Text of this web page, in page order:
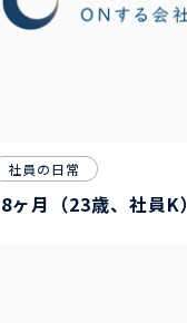
社員の日常
月（23歳、社員K）